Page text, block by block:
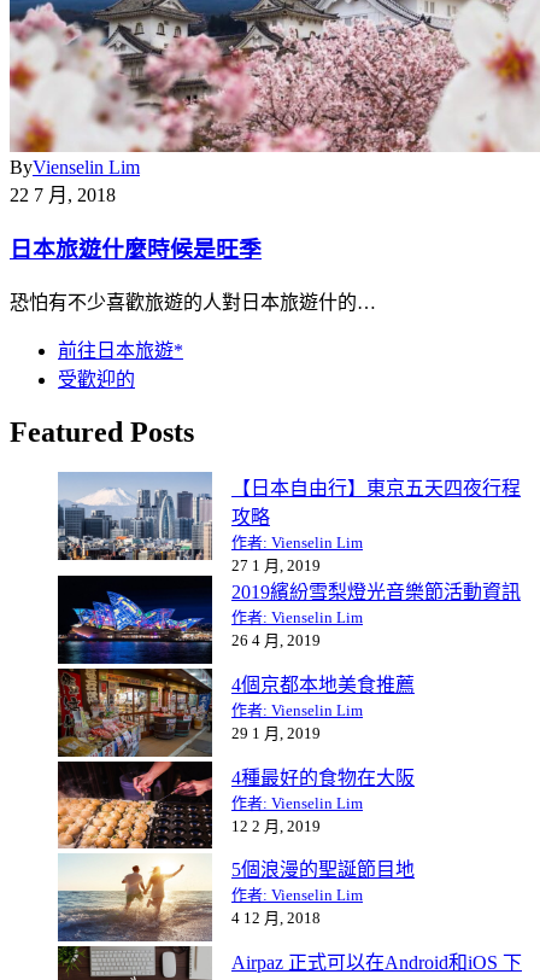
ByVienselin Lim
22 7 月, 2018
日本旅遊什麼時候是旺季
恐怕有不少喜歡旅遊的人對日本旅遊什的…
前往日本旅遊*
受歡迎的
Featured Posts
【日本自由行】東京五天四夜行程
攻略
作者: Vienselin Lim
27 1 月, 2019
2019繽紛雪梨燈光音樂節活動資訊
作者: Vienselin Lim
26 4 月, 2019
4個京都本地美食推薦
作者: Vienselin Lim
29 1 月, 2019
4種最好的食物在大阪
作者: Vienselin Lim
12 2 月, 2019
5個浪漫的聖誕節目地
作者: Vienselin Lim
4 12 月, 2018
Airpaz 正式可以在Android和iOS 下